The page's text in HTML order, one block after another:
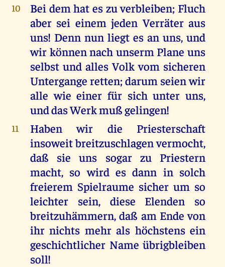
10
Bei dem hat es zu verbleiben; Fluch
aber sei einem jeden Verräter aus
uns! Denn nun liegt es an uns, und
wir können nach unserm Plane uns
selbst und alles Volk vom sicheren
Untergange retten; darum seien wir
alle wie einer für sich unter uns,
und das Werk muß gelingen!
11
Haben wir die Priesterschaft
insoweit breitzuschlagen vermocht,
daß sie uns sogar zu Priestern
macht, so wird es dann in solch
freierem Spielraume sicher um so
leichter sein, diese Elenden so
breitzuhämmern, daß am Ende von
ihr nichts mehr als höchstens ein
geschichtlicher Name übrigbleiben
soll!